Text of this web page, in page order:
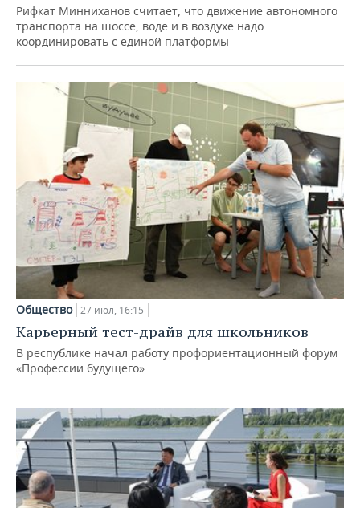
Рифкат Минниханов считает, что движение автономного
транспорта на шоссе, воде и в воздухе надо
координировать с единой платформы
Общество 27 июл, 16:15
Карьерный тест-драйв для школьников
В республике начал работу профориентационный форум
«Профессии будущего»